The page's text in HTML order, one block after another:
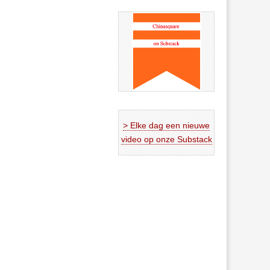
> Elke dag een nieuwe
video op onze Substack